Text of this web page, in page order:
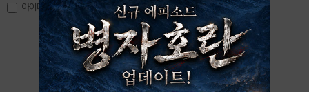
아이디, 이메일 저장
아이디 / 비밀번호 찾기 회원가입